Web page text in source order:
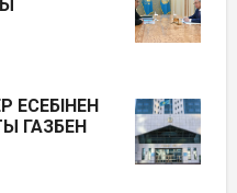
ЕСЕБІНЕН
ГАЗБЕН